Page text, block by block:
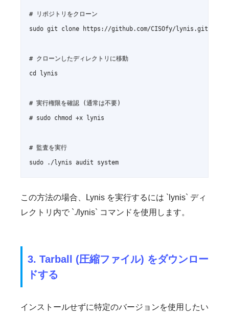
# リポジトリをクローン
sudo git clone https://github.com/CISOfy/lynis.git
# クローンしたディレクトリに移動
cd lynis
# 実行権限を確認 (通常は不要)
# sudo chmod +x lynis
# 監査を実行
sudo ./lynis audit system
この方法の場合、Lynis を実行するには `lynis` ディ
レクトリ内で `./lynis` コマンドを使用します。
3. Tarball (圧縮ファイル) をダウンロー
ドする
インストールせずに特定のバージョンを使用したい